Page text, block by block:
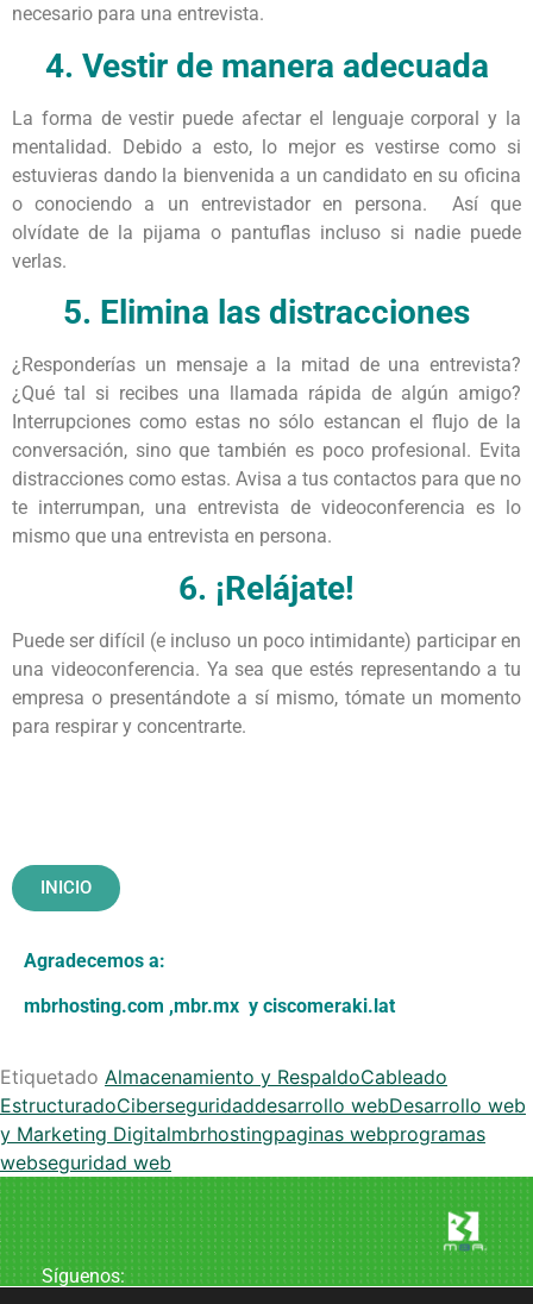
necesario para una entrevista.
4. Vestir de manera adecuada
La forma de vestir puede afectar el lenguaje corporal y la
mentalidad. Debido a esto, lo mejor es vestirse como si
estuvieras dando la bienvenida a un candidato en su oficina
o conociendo a un entrevistador en persona. Así que
olvídate de la pijama o pantuflas incluso si nadie puede
verlas.
5. Elimina las distracciones
¿Responderías un mensaje a la mitad de una entrevista?
¿Qué tal si recibes una llamada rápida de algún amigo?
Interrupciones como estas no sólo estancan el flujo de la
conversación, sino que también es poco profesional. Evita
distracciones como estas. Avisa a tus contactos para que no
te interrumpan, una entrevista de videoconferencia es lo
mismo que una entrevista en persona.
6. ¡Relájate!
Puede ser difícil (e incluso un poco intimidante) participar en
una videoconferencia. Ya sea que estés representando a tu
empresa o presentándote a sí mismo, tómate un momento
para respirar y concentrarte.
INICIO
Agradecemos a:
mbrhosting.com ,mbr.mx y ciscomeraki.lat
Etiquetado Almacenamiento y RespaldoCableado
EstructuradoCiberseguridaddesarrollo webDesarrollo web
y Marketing Digitalmbrhostingpaginas webprogramas
webseguridad web
Síguenos: